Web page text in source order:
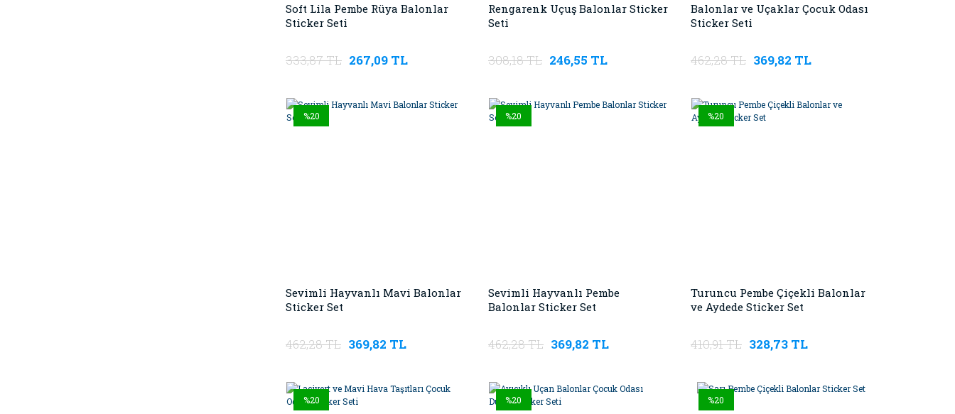
Soft Lila Pembe Rüya Balonlar
Sticker Seti
333,87 TL 267,09 TL
Rengarenk Uçuş Balonlar Sticker
Seti
308,18 TL 246,55 TL
Balonlar ve Uçaklar Çocuk Odası
Sticker Seti
462,28 TL 369,82 TL
%20
Sevimli Hayvanlı Mavi Balonlar
Sticker Set
462,28 TL 369,82 TL
%20
Sevimli Hayvanlı Pembe
Balonlar Sticker Set
462,28 TL 369,82 TL
%20
Turuncu Pembe Çiçekli Balonlar
ve Aydede Sticker Set
410,91 TL 328,73 TL
%20 %20 %20